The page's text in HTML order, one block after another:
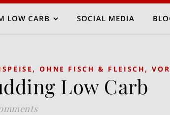
LOW CARB SOCIAL MEDIA
,OHNE FISCH & FLEISCH ,
Low Carb